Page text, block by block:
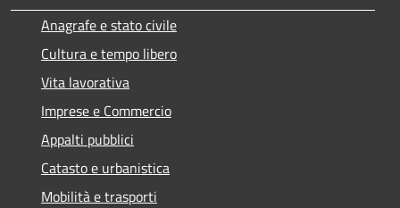
Anagrafe e stato civile
Cultura e tempo libero
Vita lavorativa
Imprese e Commercio
Appalti pubblici
Catasto e urbanistica
Mobilità e trasporti